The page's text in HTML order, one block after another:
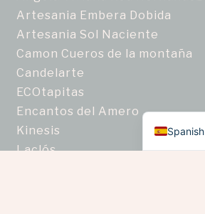
Artesania Embera Dobida
Artesania Sol Naciente
Camon Cueros de la montaña
Candelarte
ECOtapitas
Encantos del Amero
Kinesis
Laclós
Spanish